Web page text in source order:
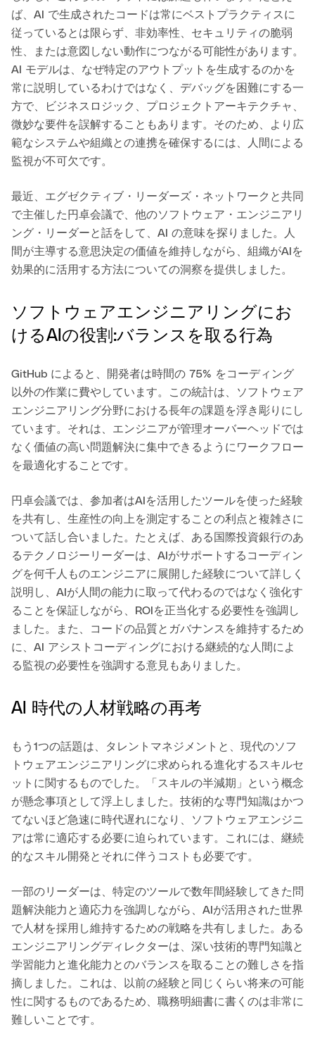
ば、AI で生成されたコードは常にベストプラクティスに
従っているとは限らず、非効率性、セキュリティの脆弱
性、または意図しない動作につながる可能性があります。
AI モデルは、なぜ特定のアウトプットを生成するのかを
常に説明しているわけではなく、デバッグを困難にする一
方で、ビジネスロジック、プロジェクトアーキテクチャ、
微妙な要件を誤解することもあります。そのため、より広
範なシステムや組織との連携を確保するには、人間による
監視が不可欠です。
最近、エグゼクティブ・リーダーズ・ネットワークと共同
で主催した円卓会議で、他のソフトウェア・エンジニアリ
ング・リーダーと話をして、AI の意味を探りました。人
間が主導する意思決定の価値を維持しながら、組織がAIを
効果的に活用する方法についての洞察を提供しました。
ソフトウェアエンジニアリングにお
けるAIの役割:バランスを取る行為
GitHub によると、開発者は時間の 75% をコーディング
以外の作業に費やしています。この統計は、ソフトウェア
エンジニアリング分野における長年の課題を浮き彫りにし
ています。それは、エンジニアが管理オーバーヘッドでは
なく価値の高い問題解決に集中できるようにワークフロー
を最適化することです。
円卓会議では、参加者はAIを活用したツールを使った経験
を共有し、生産性の向上を測定することの利点と複雑さに
ついて話し合いました。たとえば、ある国際投資銀行のあ
るテクノロジーリーダーは、AIがサポートするコーディン
グを何千人ものエンジニアに展開した経験について詳しく
説明し、AIが人間の能力に取って代わるのではなく強化す
ることを保証しながら、ROIを正当化する必要性を強調し
ました。また、コードの品質とガバナンスを維持するため
に、AI アシストコーディングにおける継続的な人間によ
る監視の必要性を強調する意見もありました。
AI 時代の人材戦略の再考
もう1つの話題は、タレントマネジメントと、現代のソフ
トウェアエンジニアリングに求められる進化するスキルセ
ットに関するものでした。「スキルの半減期」という概念
が懸念事項として浮上しました。技術的な専門知識はかつ
てないほど急速に時代遅れになり、ソフトウェアエンジニ
アは常に適応する必要に迫られています。これには、継続
的なスキル開発とそれに伴うコストも必要です。
一部のリーダーは、特定のツールで数年間経験してきた問
題解決能力と適応力を強調しながら、AIが活用された世界
で人材を採用し維持するための戦略を共有しました。ある
エンジニアリングディレクターは、深い技術的専門知識と
学習能力と進化能力とのバランスを取ることの難しさを指
摘しました。これは、以前の経験と同じくらい将来の可能
性に関するものであるため、職務明細書に書くのは非常に
難しいことです。